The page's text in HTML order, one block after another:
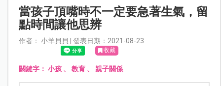
當孩子頂嘴時不一定要急著生氣，留
點時間讓他思辨
作者： 小羊貝貝 | 發表日期：2021-08-23
收藏
關鍵字： 小孩、 教育、 親子關係